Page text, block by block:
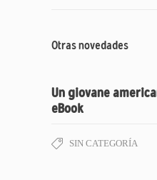
Otras novedades
Un giovane
eBook
SIN CATEGORÍA